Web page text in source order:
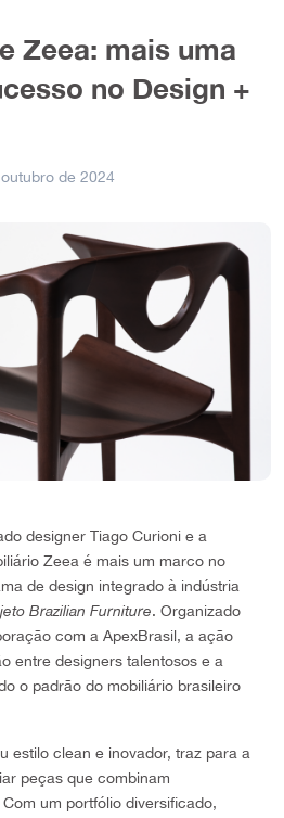
Zeea: mais uma
no Design +
de 2024
designer Tiago Curioni e a
Zeea é mais um marco no
de design integrado à indústria
Brazilian Furniture. Organizado
com a ApexBrasil, a ação
entre designers talentosos e a
o padrão do mobiliário brasileiro
estilo clean e inovador, traz para a
peças que combinam
um portfólio diversificado,